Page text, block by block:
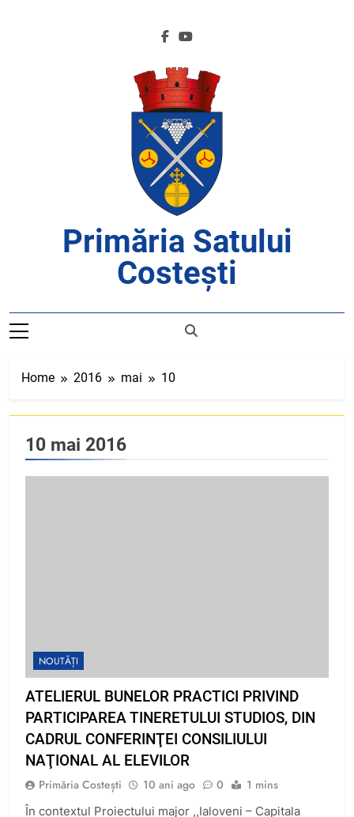
Primăria Satului
Costești
Home 2016 mai 10
10 mai 2016
NOUTĂȚI
ATELIERUL BUNELOR PRACTICI PRIVIND
PARTICIPAREA TINERETULUI STUDIOS, DIN
CADRUL CONFERINŢEI CONSILIULUI
NAŢIONAL AL ELEVILOR
Primăria Costești 10 ani ago 0 1 mins
În contextul Proiectului major ,,Ialoveni – Capitala